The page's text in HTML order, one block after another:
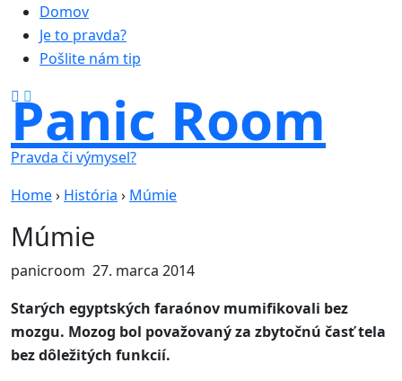
Domov
Je to pravda?
Pošlite nám tip
Panic Room
Pravda či výmysel?
Home› História › Múmie
Múmie
panicroom 27. marca 2014
Starých egyptských faraónov mumifikovali bez
mozgu. Mozog bol považovaný za zbytočnú časť tela
bez dôležitých funkcií.